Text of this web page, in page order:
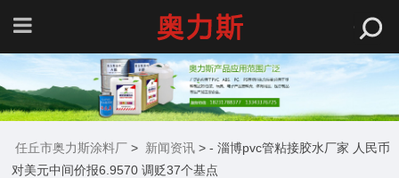
任丘市奥力斯涂料厂 > 新闻资讯 > - 淄博pvc管粘接胶水厂家 人民币
对美元中间价报6.9570 调贬37个基点